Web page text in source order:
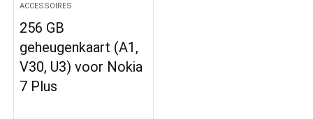
ACCESSOIRES
256 GB
geheugenkaart (A1,
V30, U3) voor Nokia
7 Plus